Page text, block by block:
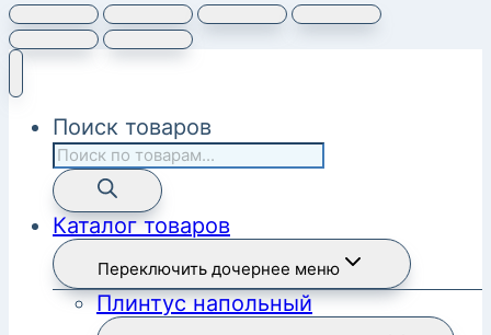
Поиск товаров
Каталог товаров
Переключить дочернее меню
Плинтус напольный